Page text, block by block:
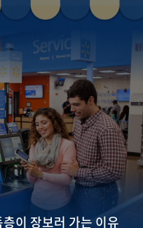
이 장보러 가는 이유